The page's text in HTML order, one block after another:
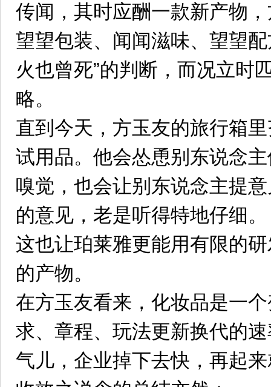
传闻，其时应酬一款新产物
望望包装、闻闻滋味、望望
火也曾死”的判断，而况立时
略。
直到今天，方玉友的旅行箱
试用品。他会怂恿别东说念
嗅觉，也会让别东说念主提
的意见，老是听得特地仔细。
这也让珀莱雅更能用有限的
的产物。
在方玉友看来，化妆品是一
求、章程、玩法更新换代的
气儿，企业掉下去快，再起